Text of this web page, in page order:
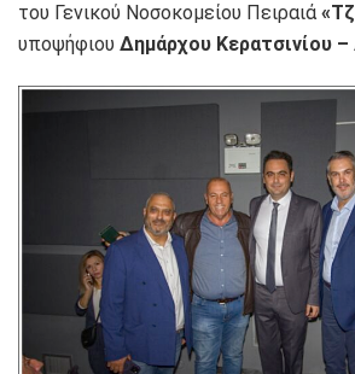
του Γενικού Νοσοκομείου Πειραιά
υποψήφιου Δημάρχου Κερατσινίου